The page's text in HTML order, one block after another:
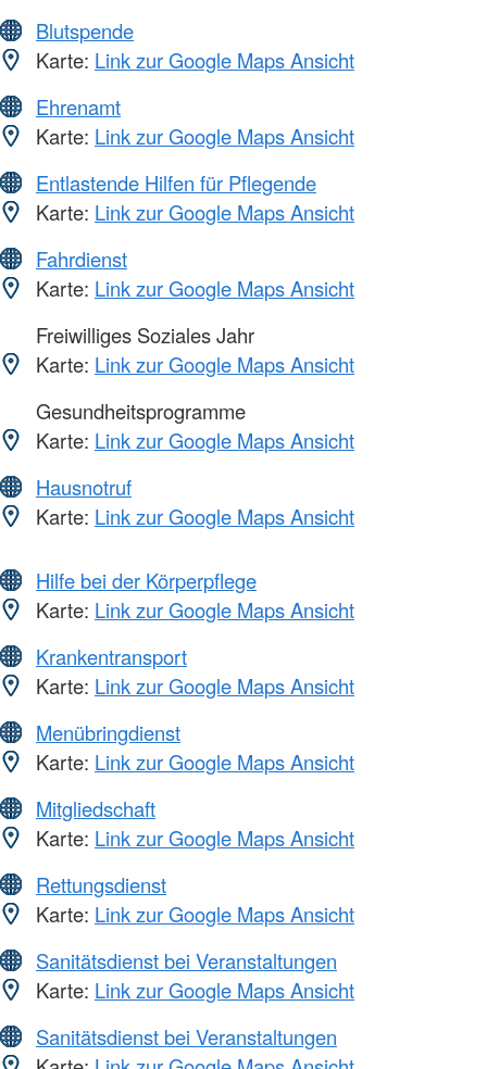
Blutspende
Karte: Link zur Google Maps Ansicht
Ehrenamt
Karte: Link zur Google Maps Ansicht
Entlastende Hilfen für Pflegende
Karte: Link zur Google Maps Ansicht
Fahrdienst
Karte: Link zur Google Maps Ansicht
Freiwilliges Soziales Jahr
Karte: Link zur Google Maps Ansicht
Gesundheitsprogramme
Karte: Link zur Google Maps Ansicht
Hausnotruf
Karte: Link zur Google Maps Ansicht
Hilfe bei der Körperpflege
Karte: Link zur Google Maps Ansicht
Krankentransport
Karte: Link zur Google Maps Ansicht
Menübringdienst
Karte: Link zur Google Maps Ansicht
Mitgliedschaft
Karte: Link zur Google Maps Ansicht
Rettungsdienst
Karte: Link zur Google Maps Ansicht
Sanitätsdienst bei Veranstaltungen
Karte: Link zur Google Maps Ansicht
Sanitätsdienst bei Veranstaltungen